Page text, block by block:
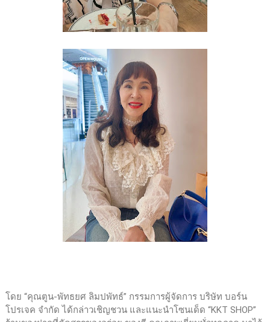
โดย “คุณตูน-พัทธยศ ลิมปพัทธ์” กรรมการผู้จัดการ บริษัท บอร์น
โปรเจค จำกัด ได้กล่าวเชิญชวน และแนะนำโซนเด็ด “KKT SHOP”